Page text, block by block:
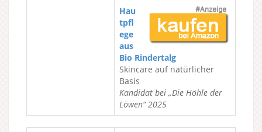
Hau
tpfl
ege
aus
Bio Rindertalg
Skincare auf natürlicher
Basis
Kandidat bei „Die Höhle der
Löwen“ 2025